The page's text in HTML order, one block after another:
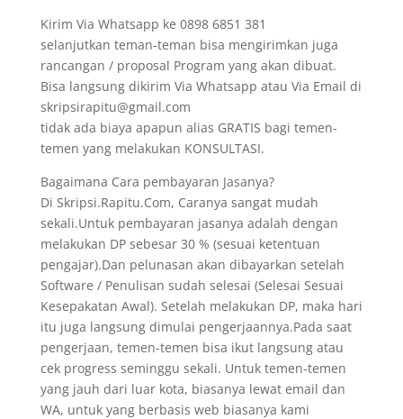
Kirim Via Whatsapp ke 0898 6851 381
selanjutkan teman-teman bisa mengirimkan juga
rancangan / proposal Program yang akan dibuat.
Bisa langsung dikirim Via Whatsapp atau Via Email di
skripsirapitu@gmail.com
tidak ada biaya apapun alias GRATIS bagi temen-
temen yang melakukan KONSULTASI.
Bagaimana Cara pembayaran Jasanya?
Di Skripsi.Rapitu.Com, Caranya sangat mudah
sekali.Untuk pembayaran jasanya adalah dengan
melakukan DP sebesar 30 % (sesuai ketentuan
pengajar).Dan pelunasan akan dibayarkan setelah
Software / Penulisan sudah selesai (Selesai Sesuai
Kesepakatan Awal). Setelah melakukan DP, maka hari
itu juga langsung dimulai pengerjaannya.Pada saat
pengerjaan, temen-temen bisa ikut langsung atau
cek progress seminggu sekali. Untuk temen-temen
yang jauh dari luar kota, biasanya lewat email dan
WA, untuk yang berbasis web biasanya kami